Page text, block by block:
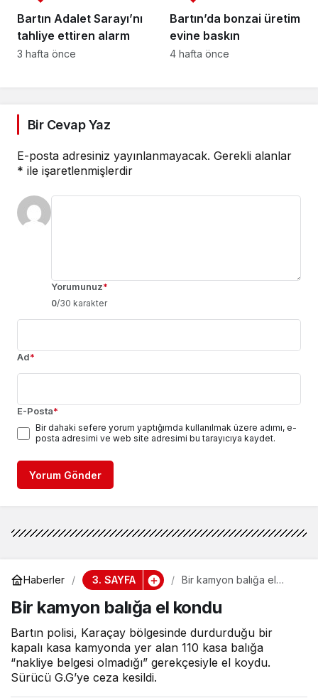
Bartın Adalet Sarayı’nı
tahliye ettiren alarm
3 hafta önce
Bartın’da bonzai üretim
evine baskın
4 hafta önce
Bir Cevap Yaz
E-posta adresiniz yayınlanmayacak. Gerekli alanlar
* ile işaretlenmişlerdir
Yorumunuz*
0/30 karakter
Ad*
E-Posta*
Bir dahaki sefere yorum yaptığımda kullanılmak üzere adımı, e-
posta adresimi ve web site adresimi bu tarayıcıya kaydet.
Yorum Gönder
Haberler 3. SAYFA
Bir kamyon balığa el
Bir kamyon balığa el kondu
Bartın polisi, Karaçay bölgesinde durdurduğu bir
kapalı kasa kamyonda yer alan 110 kasa balığa
“nakliye belgesi olmadığı” gerekçesiyle el koydu.
Sürücü G.G’ye ceza kesildi.